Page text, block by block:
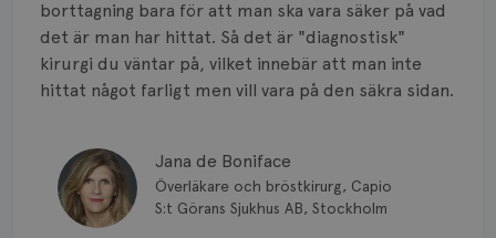
borttagning bara för att man ska vara säker på vad
det är man har hittat. Så det är "diagnostisk"
kirurgi du väntar på, vilket innebär att man inte
hittat något farligt men vill vara på den säkra sidan.
Jana de Boniface
Överläkare och bröstkirurg, Capio
S:t Görans Sjukhus AB, Stockholm